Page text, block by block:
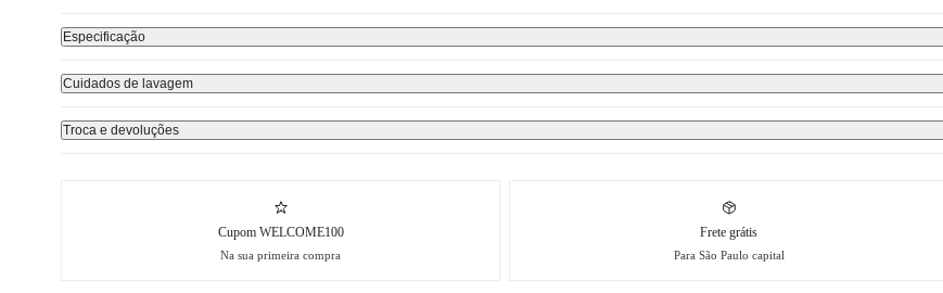
Especificação
Cuidados de lavagem
Troca e devoluções
Cupom WELCOME100
Na sua primeira compra
Frete grátis
Para São Paulo capital